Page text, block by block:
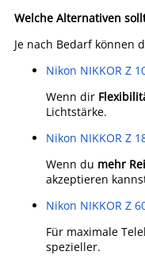
Welche Alternativen
Je nach Bedarf können
Nikon NIKKOR Z
Wenn dir
Lichtstärke.
Nikon NIKKOR Z
Wenn du mehr
akzeptieren
Nikon NIKKOR Z
Für maximale
spezieller.